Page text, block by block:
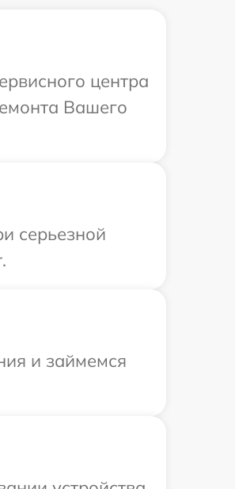
центра
Вашего
серьезной
и займемся